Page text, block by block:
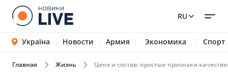
RU
Україна Новости Армия Экономика Спорт
Главная Жизнь Цена и состав: простые признаки